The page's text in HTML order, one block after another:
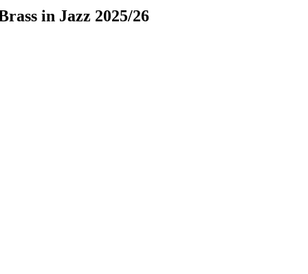
in Jazz 2025/26